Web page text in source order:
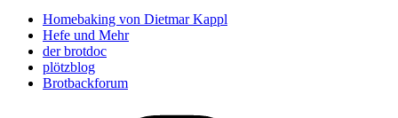
Homebaking von Dietmar Kappl
Hefe und Mehr
der brotdoc
plötzblog
Brotbackforum